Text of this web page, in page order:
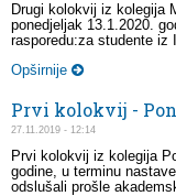
Drugi kolokvij iz kolegija
ponedjeljak 13.1.2020.
rasporedu:za studente iz
Opširnije
Prvi kolokvij -
27.11.2019 - 12:14
Prvi kolokvij iz kolegija
godine, u terminu
odslušali prošle